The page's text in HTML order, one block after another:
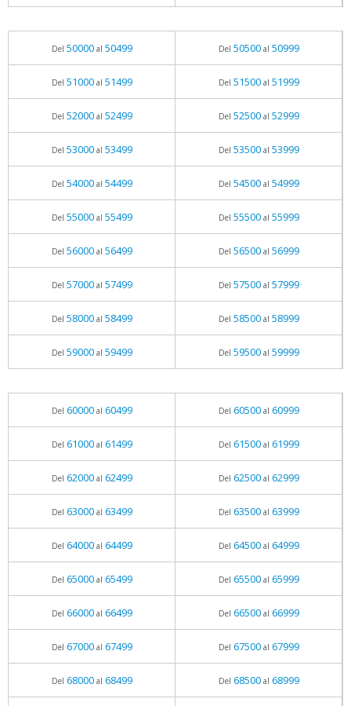
Del 50000al 50499 Del 50500al 50999
Del 51000al 51499 Del 51500al 51999
Del 52000al 52499 Del 52500al 52999
Del 53000al 53499 Del 53500al 53999
Del 54000al 54499 Del 54500al 54999
Del 55000al 55499 Del 55500al 55999
Del 56000al 56499 Del 56500al 56999
Del 57000al 57499 Del 57500al 57999
Del 58000al 58499 Del 58500al 58999
Del 59000al 59499 Del 59500al 59999
Del 60000al 60499 Del 60500al 60999
Del 61000al 61499 Del 61500al 61999
Del 62000al 62499 Del 62500al 62999
Del 63000al 63499 Del 63500al 63999
Del 64000al 64499 Del 64500al 64999
Del 65000al 65499 Del 65500al 65999
Del 66000al 66499 Del 66500al 66999
Del 67000al 67499 Del 67500al 67999
Del 68000al 68499 Del 68500al 68999